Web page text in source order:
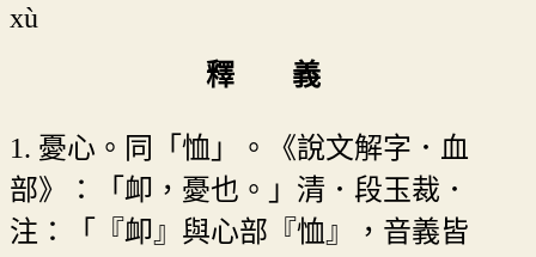
xù
釋 義
1. 憂心。同「恤」。《說文解字．血
部》：「卹，憂也。」清．段玉裁．
注：「『卹』與心部『恤』，音義皆